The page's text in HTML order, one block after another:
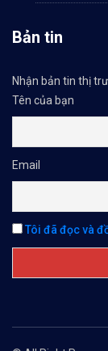
Bản tin
Nhận bản tin thị
Tên của bạn
Email
Tôi đã đọc và